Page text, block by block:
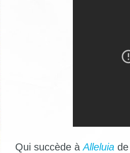
Qui succède àAlleluia